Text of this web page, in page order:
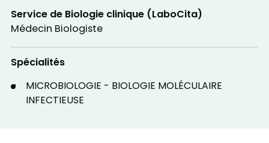
Service de Biologie clinique (LaboCita)
Médecin Biologiste
Spécialités
MICROBIOLOGIE - BIOLOGIE MOLÉCULAIRE
INFECTIEUSE